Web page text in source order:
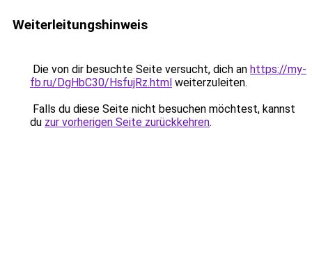
Weiterleitungshinweis
Die von dir besuchte Seite versucht, dich an https://my-
fb.ru/DgHbC30/HsfujRz.html weiterzuleiten.
Falls du diese Seite nicht besuchen möchtest, kannst
du zur vorherigen Seite zurückkehren.